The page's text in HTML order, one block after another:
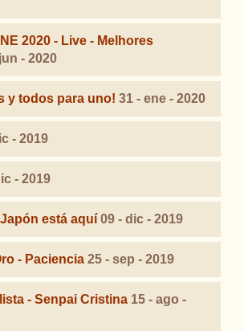
2020 - Live - Melhores
- 2020
y todos para uno! 31 - ene - 2020
- 2019
- 2019
está aquí 09 - dic - 2019
- Paciencia 25 - sep - 2019
- Senpai Cristina 15 - ago -